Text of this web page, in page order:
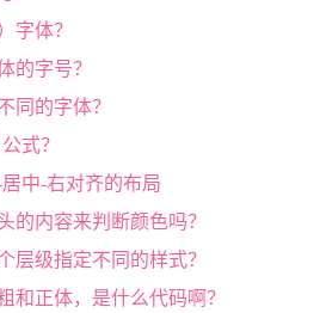
字体？
的字号？
同的字体？
式？
中-右对齐的布局
的内容来判断颜色吗？
层级指定不同的样式？
和正体，是什么代码啊？